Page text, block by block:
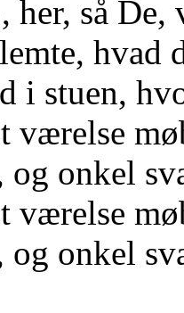
her, så De,
hvad
i stuen,
værelse
og onkel
værelse
og onkel